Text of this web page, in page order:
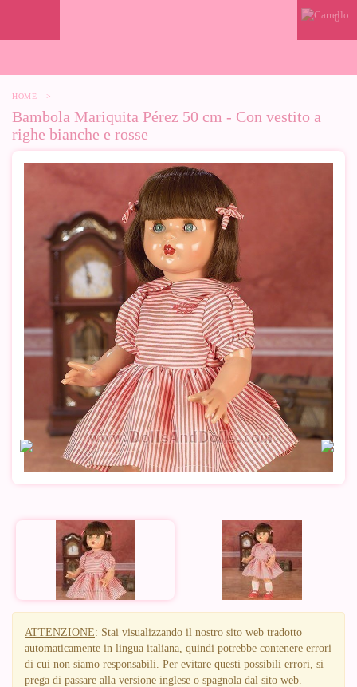
0
HOME >
Bambola Mariquita Pérez 50 cm - Con vestito a
righe bianche e rosse
ATTENZIONE: Stai visualizzando il nostro sito web tradotto
automaticamente in lingua italiana, quindi potrebbe contenere errori
di cui non siamo responsabili. Per evitare questi possibili errori, si
prega di passare alla versione inglese o spagnola dal sito web.